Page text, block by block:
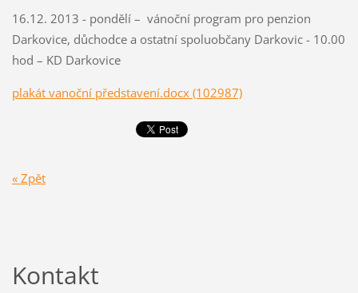
16.12. 2013 - pondělí – vánoční program pro penzion
Darkovice, důchodce a ostatní spoluobčany Darkovic - 10.00
hod – KD Darkovice
plakát vanoční představení.docx (102987)
« Zpět
Kontakt